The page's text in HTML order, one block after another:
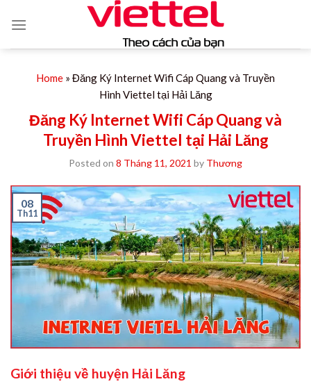
Home » Đăng Ký Internet Wifi Cáp Quang và Truyền
Hình Viettel tại Hải Lăng
Đăng Ký Internet Wifi Cáp Quang và
Truyền Hình Viettel tại Hải Lăng
Posted on 8 Tháng 11, 2021 by Thương
08
Th11
Giới thiệu về huyện Hải Lăng